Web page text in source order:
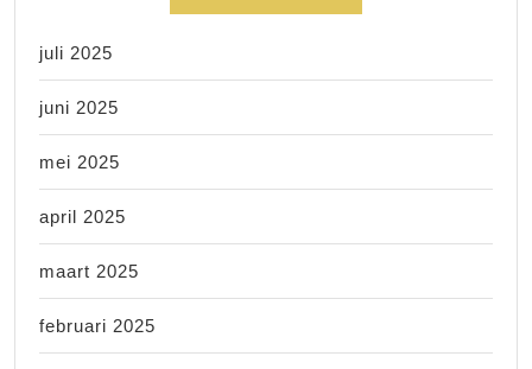
juli 2025
juni 2025
mei 2025
april 2025
maart 2025
februari 2025